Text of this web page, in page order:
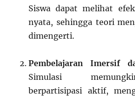
Siswa dapat melihat
nyata, sehingga teori
dimengerti.
Pembelajaran Imersif
Simulasi
berpartisipasi aktif,